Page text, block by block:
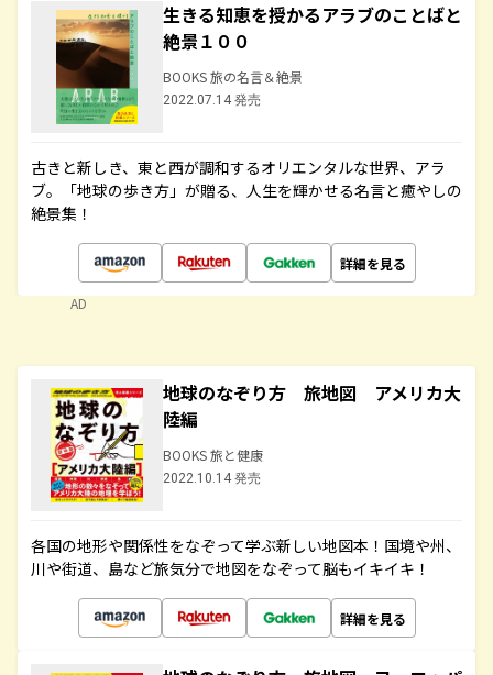
生きる知恵を授かるアラブのことばと
絶景１００
BOOKS 旅の名言＆絶景
2022.07.14 発売
古きと新しき、東と西が調和するオリエンタルな世界、アラ
ブ。「地球の歩き方」が贈る、人生を輝かせる名言と癒やしの
絶景集！
詳細を見る
AD
地球のなぞり方 旅地図 アメリカ大
陸編
BOOKS 旅と健康
2022.10.14 発売
各国の地形や関係性をなぞって学ぶ新しい地図本！国境や州、
川や街道、島など旅気分で地図をなぞって脳もイキイキ！
詳細を見る